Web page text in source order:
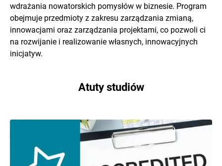
wdrażania nowatorskich pomysłów w biznesie. Program
obejmuje przedmioty z zakresu zarządzania zmianą,
innowacjami oraz zarządzania projektami, co pozwoli ci
na rozwijanie i realizowanie własnych, innowacyjnych
inicjatyw.
Atuty studiów